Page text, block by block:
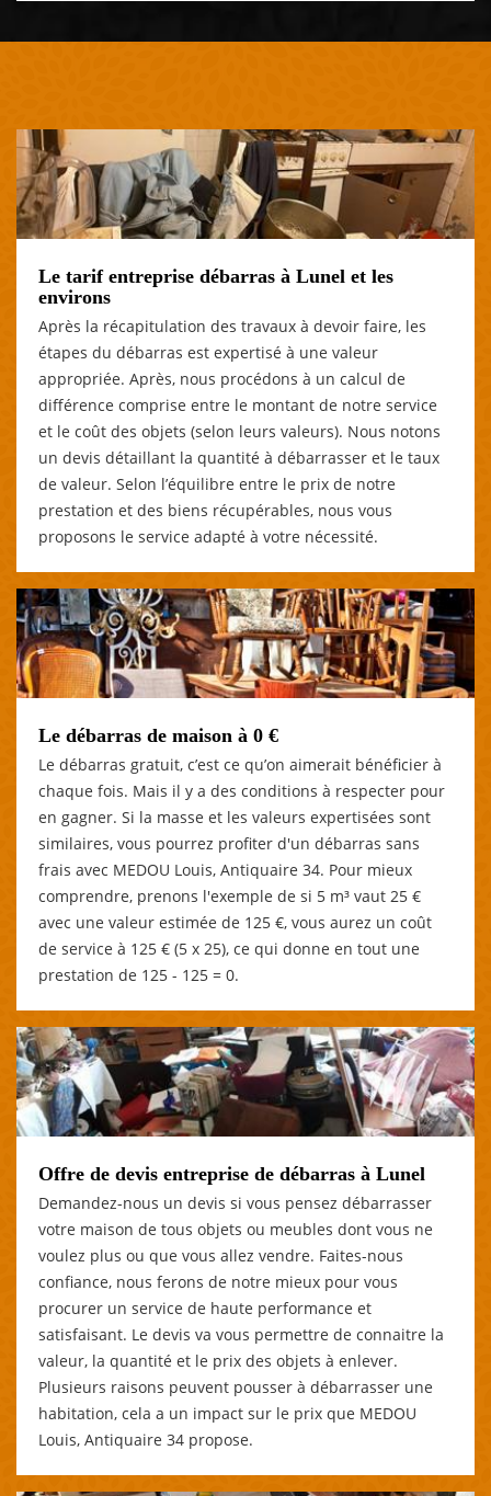
Le tarif entreprise débarras à Lunel et les
environs
Après la récapitulation des travaux à devoir faire, les
étapes du débarras est expertisé à une valeur
appropriée. Après, nous procédons à un calcul de
différence comprise entre le montant de notre service
et le coût des objets (selon leurs valeurs). Nous notons
un devis détaillant la quantité à débarrasser et le taux
de valeur. Selon l’équilibre entre le prix de notre
prestation et des biens récupérables, nous vous
proposons le service adapté à votre nécessité.
Le débarras de maison à 0 €
Le débarras gratuit, c’est ce qu’on aimerait bénéficier à
chaque fois. Mais il y a des conditions à respecter pour
en gagner. Si la masse et les valeurs expertisées sont
similaires, vous pourrez profiter d'un débarras sans
frais avec MEDOU Louis, Antiquaire 34. Pour mieux
comprendre, prenons l'exemple de si 5 m³ vaut 25 €
avec une valeur estimée de 125 €, vous aurez un coût
de service à 125 € (5 x 25), ce qui donne en tout une
prestation de 125 - 125 = 0.
Offre de devis entreprise de débarras à Lunel
Demandez-nous un devis si vous pensez débarrasser
votre maison de tous objets ou meubles dont vous ne
voulez plus ou que vous allez vendre. Faites-nous
confiance, nous ferons de notre mieux pour vous
procurer un service de haute performance et
satisfaisant. Le devis va vous permettre de connaitre la
valeur, la quantité et le prix des objets à enlever.
Plusieurs raisons peuvent pousser à débarrasser une
habitation, cela a un impact sur le prix que MEDOU
Louis, Antiquaire 34 propose.